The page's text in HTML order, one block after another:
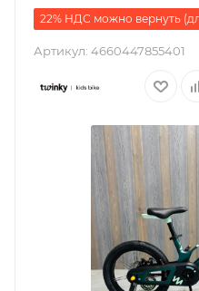
22% НДС можно вернуть
Артикул: 4660447855401